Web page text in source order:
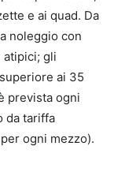
e ai quad. Da
noleggio con
atipici; gli
ai 35
prevista ogni
da tariffa
ogni mezzo).